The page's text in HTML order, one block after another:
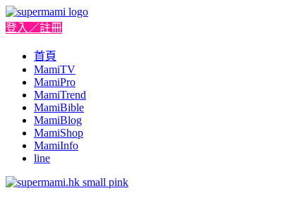
登入／註冊
首頁
MamiTV
MamiPro
MamiTrend
MamiBible
MamiBlog
MamiShop
MamiInfo
line